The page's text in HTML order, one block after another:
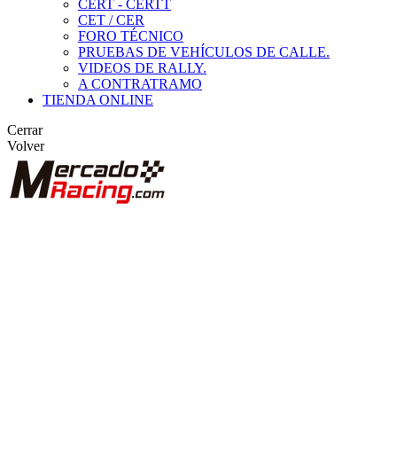
CERT - CERTT
CET / CER
FORO TÉCNICO
PRUEBAS DE VEHÍCULOS DE CALLE.
VIDEOS DE RALLY.
A CONTRATRAMO
TIENDA ONLINE
Cerrar
Volver